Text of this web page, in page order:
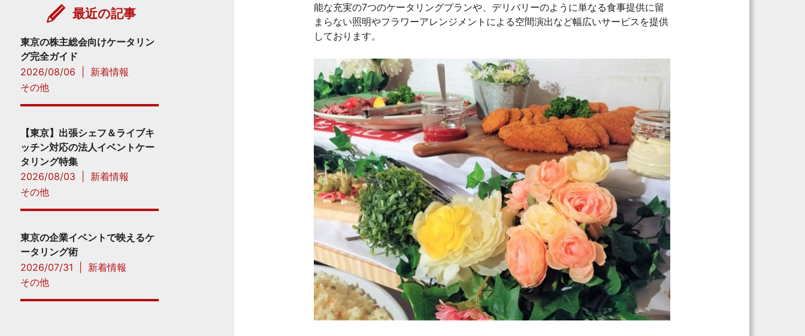
能な充実の7つのケータリングプランや、デリバリーのように単なる食事提供に留
まらない照明やフラワーアレンジメントによる空間演出など幅広いサービスを提供
しております。
最近の記事
東京の株主総会向けケータリン
グ完全ガイド
2026/08/06
新着情報
その他
【東京】出張シェフ＆ライブキ
ッチン対応の法人イベントケー
タリング特集
2026/08/03
新着情報
その他
東京の企業イベントで映えるケ
ータリング術
2026/07/31
新着情報
その他